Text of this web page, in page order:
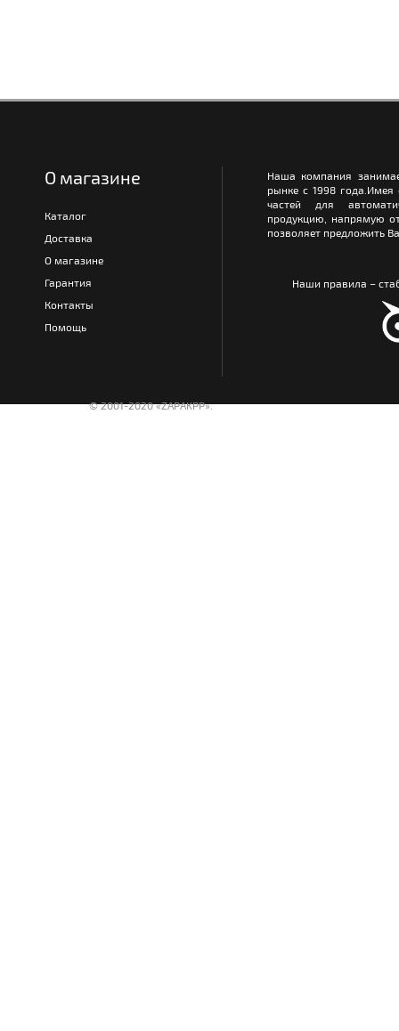
О магазине
Каталог
Доставка
О магазине
Гарантия
Контакты
Помощь
Наша компания
рынке с 1998
частей для
продукцию, напрямую
позволяет предложить
Наши правила –
© 2001-2020 «ZAPAKPP».